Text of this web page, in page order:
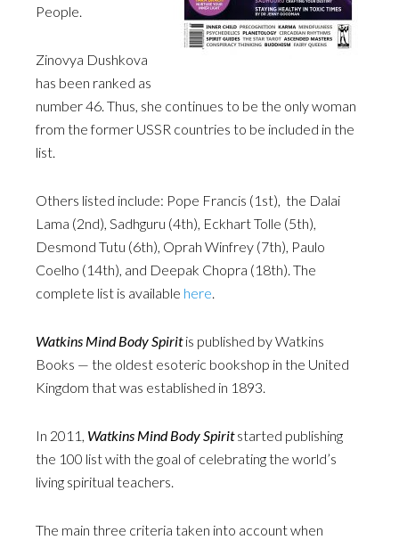
People.
Zinovya Dushkova
has been ranked as
number 46. Thus, she continues to be the only woman
from the former USSR countries to be included in the
list.
Others listed include: Pope Francis (1st), the Dalai
Lama (2nd), Sadhguru (4th), Eckhart Tolle (5th),
Desmond Tutu (6th), Oprah Winfrey (7th), Paulo
Coelho (14th), and Deepak Chopra (18th). The
complete list is available here.
Watkins Mind Body Spiritis published by Watkins
Books — the oldest esoteric bookshop in the United
Kingdom that was established in 1893.
In 2011, Watkins Mind Body Spiritstarted publishing
the 100 list with the goal of celebrating the world’s
living spiritual teachers.
The main three criteria taken into account when